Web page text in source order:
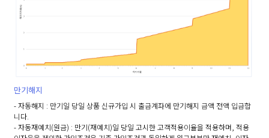
만기해지
- 자동해지 : 만기일 당일 상품 신규가입 시 출금계좌에 만기해지 금액 전액 입금합
니다.
- 자동재예치(원금) : 만기(재예치)일 당일 고시한 고객적용이율을 적용하며, 적용